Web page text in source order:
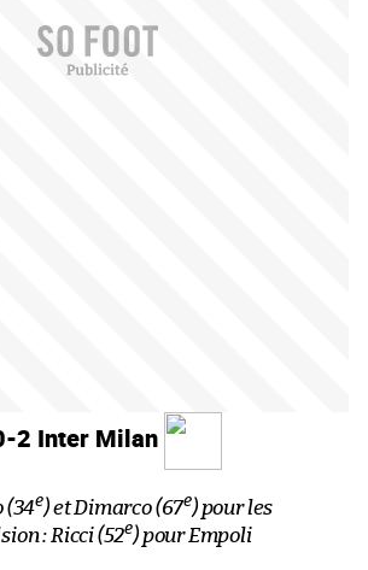
2 Inter Milan
(34e) et Dimarco (67e) pour les
: Ricci (52e) pour Empoli